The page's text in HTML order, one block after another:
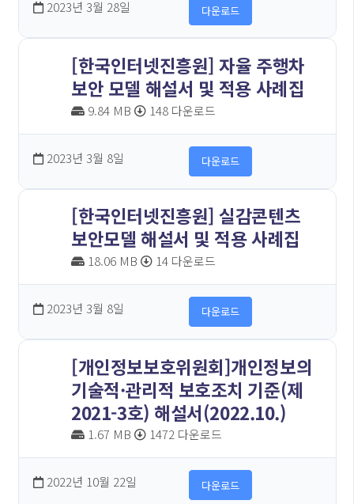
2023년 3월 28일 다운로드
[한국인터넷진흥원] 자율 주행차
보안 모델 해설서 및 적용 사례집
9.84 MB 148 다운로드
2023년 3월 8일 다운로드
[한국인터넷진흥원] 실감콘텐츠
보안모델 해설서 및 적용 사례집
18.06 MB 14 다운로드
2023년 3월 8일 다운로드
[개인정보보호위원회]개인정보의
기술적·관리적 보호조치 기준(제
2021-3호) 해설서(2022.10.)
1.67 MB 1472 다운로드
2022년 10월 22일 다운로드